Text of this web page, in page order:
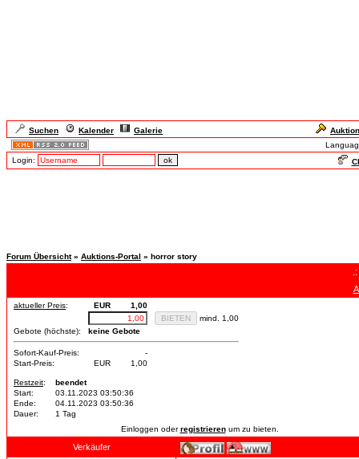
Suchen Kalender Galerie
Login:
Forum Übersicht» Auktions-Portal » horror story
aktueller Preis: EUR
1,00
mind. 1,00
Gebote (höchste):
keine Gebote
Sofort-Kauf-Preis:
-
Start-Preis:
EUR 1,00
Restzeit:
beendet
Start:
03.11.2023 03:50:36
Ende:
04.11.2023 03:50:36
Dauer:
1 Tag
Einloggen oderregistrierenum zu bieten.
Verkäufer